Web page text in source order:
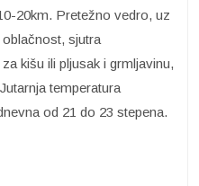
20km. Pretežno vedro, uz
sjutra
kišu ili pljusak i grmljavinu,
temperatura
od 21 do 23 stepena.